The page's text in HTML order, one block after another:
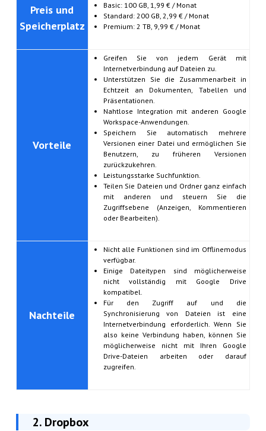
Preis und
Speicherplatz
Basic: 100 GB, 1,99 € / Monat
Standard: 200 GB, 2,99 € / Monat
Premium: 2 TB, 9,99 € / Monat
Vorteile
Greifen Sie von jedem Gerät mit
Internetverbindung auf Dateien zu.
Unterstützen Sie die Zusammenarbeit in
Echtzeit an Dokumenten, Tabellen und
Präsentationen.
Nahtlose Integration mit anderen Google
Workspace-Anwendungen.
Speichern Sie automatisch mehrere
Versionen einer Datei und ermöglichen Sie
Benutzern, zu früheren Versionen
zurückzukehren.
Leistungsstarke Suchfunktion.
Teilen Sie Dateien und Ordner ganz einfach
mit anderen und steuern Sie die
Zugriffsebene (Anzeigen, Kommentieren
oder Bearbeiten).
Nachteile
Nicht alle Funktionen sind im Offlinemodus
verfügbar.
Einige Dateitypen sind möglicherweise
nicht vollständig mit Google Drive
kompatibel.
Für den Zugriff auf und die
Synchronisierung von Dateien ist eine
Internetverbindung erforderlich. Wenn Sie
also keine Verbindung haben, können Sie
möglicherweise nicht mit Ihren Google
Drive-Dateien arbeiten oder darauf
zugreifen.
2. Dropbox